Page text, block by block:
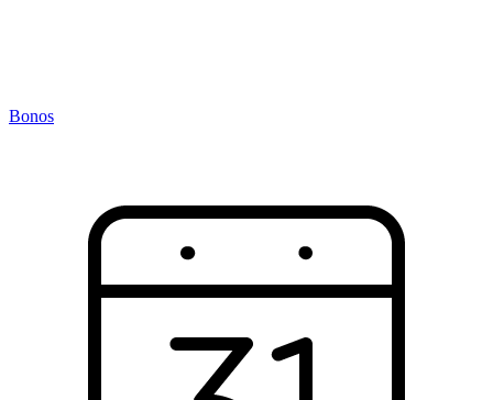
Bonos